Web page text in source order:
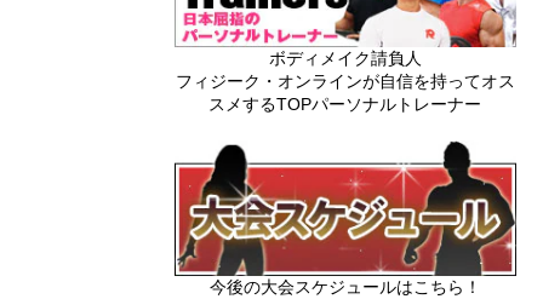
ボディメイク請負人
フィジーク・オンラインが自信を持ってオス
スメするTOPパーソナルトレーナー
今後の大会スケジュールはこちら！